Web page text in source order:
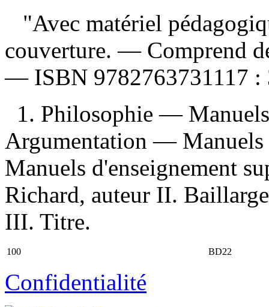
"Avec matériel
couverture. — Comprend
— ISBN 9782763731117 :
1. Philosophie —
Argumentation — Manuels
Manuels d'enseignement
Richard, auteur II.
III. Titre.
100 BD22
Confidentialité